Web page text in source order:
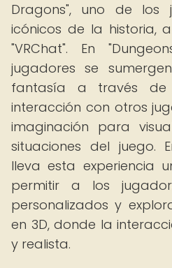
Dragons", uno de
icónicos de la historia,
"VRChat". En
jugadores se
fantasía a través
interacción con otros
imaginación para
situaciones del juego.
lleva esta experiencia
permitir a los
personalizados y
en 3D, donde la
y realista.